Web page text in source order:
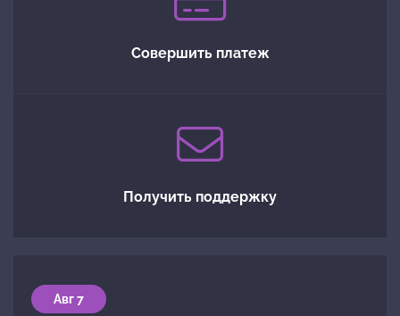
Совершить платеж
Получить поддержку
Авг 7